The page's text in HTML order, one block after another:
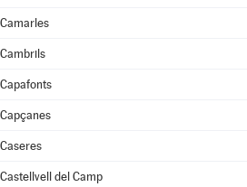
Camarles
Cambrils
Capafonts
Capçanes
Caseres
Castellvell del Camp